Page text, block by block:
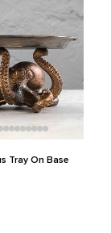
Tray On Base